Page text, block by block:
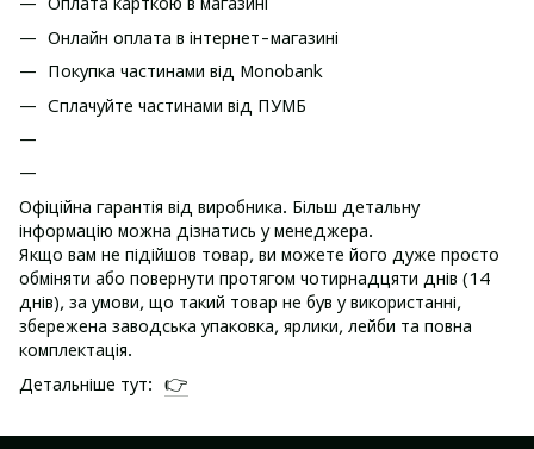
Онлайн оплата в інтернет-магазині
Покупка частинами від Monobank
Сплачуйте частинами від ПУМБ
Офіційна гарантія від виробника. Більш детальну
інформацію можна дізнатись у менеджера.
Якщо вам не підійшов товар, ви можете його дуже просто
обміняти або повернути протягом чотирнадцяти днів (14
днів), за умови, що такий товар не був у використанні,
збережена заводська упаковка, ярлики, лейби та повна
комплектація.
Детальніше тут:
👉